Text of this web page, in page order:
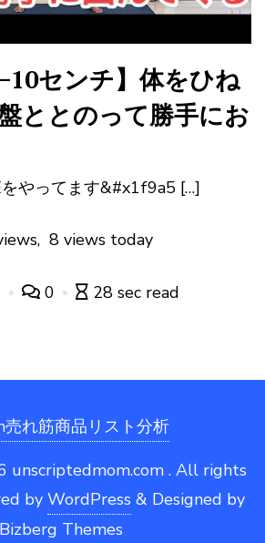
センチ】体をひね
ととのって勝手にお
やってます&#x1f9a5 […]
8 views today
0 28 sec read
れ筋商品リスト分析
unscriptedmom.com . All rights
by WordPress & Designed by
Bizberg Themes